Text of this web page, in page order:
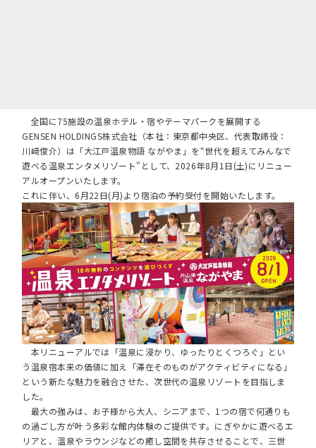
全国に75施設の温泉ホテル・宿やテーマパークを展開する
GENSEN HOLDINGS株式会社（本社：東京都中央区、代表取締役：
川﨑俊介）は「大江戸温泉物語 ながやま」を“世代を超えてみんなで
遊べる温泉エンタメリゾート”として、2026年8月1日(土)にリニュー
アルオープンいたします。
これに伴い、6月22日(月)より宿泊の予約受付を開始いたします。
本リニューアルでは「温泉に浸かり、ゆったりとくつろぐ」とい
う温泉宿本来の価値に加え「滞在そのものがアクティビティになる」
という新たな魅力を融合させた、次世代の温泉リゾートを目指しま
した。
最大の強みは、お子様から大人、シニアまで、1つの宿で何通りも
の過ごし方が叶う多彩な館内体験のご提供です。にぎやかに遊べるエ
リアと、温泉やラウンジなどの癒し空間を共存させることで、三世